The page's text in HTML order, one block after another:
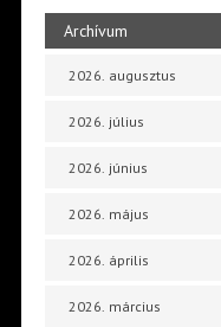
Archívum
2026. augusztus
2026. július
2026. június
2026. május
2026. április
2026. március